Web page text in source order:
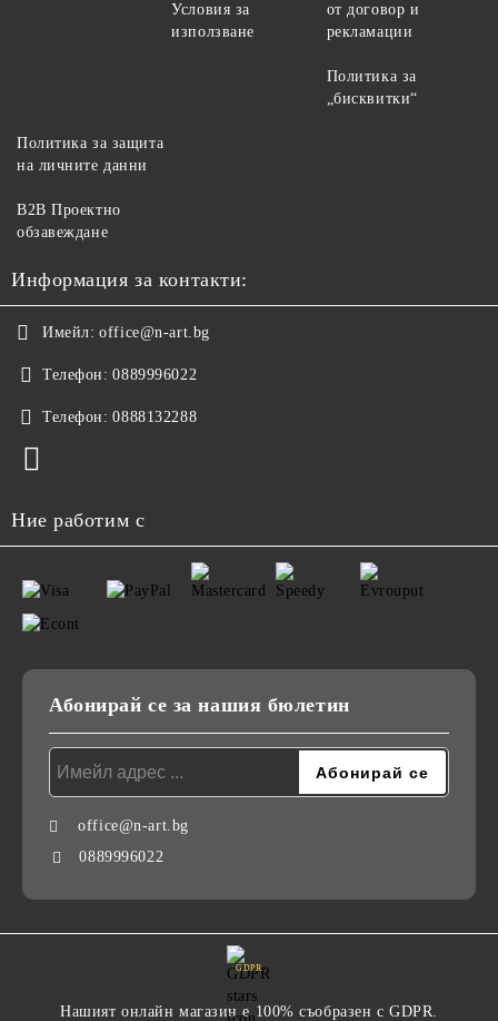
Условия за
използване
от договор и
рекламации
Политика за
„бисквитки“
Политика за защита
на личните данни
B2B Проектно
обзавеждане
Информация за контакти:
Имейл: office@n-art.bg
Телефон: 0889996022
Телефон: 0888132288
Ние работим с
Абонирай се за нашия бюлетин
office@n-art.bg
0889996022
GDPR
Нашият онлайн магазин е 100% съобразен с GDPR.